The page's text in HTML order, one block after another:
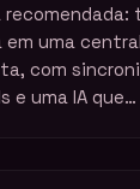
uma
com
e uma IA que…